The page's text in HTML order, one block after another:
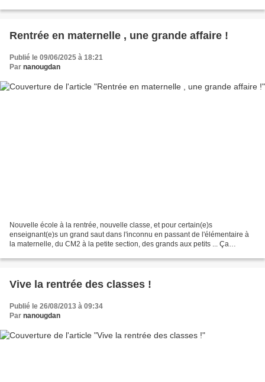
Rentrée en maternelle , une grande affaire !
Publié le 09/06/2025 à 18:21
Par nanougdan
Nouvelle école à la rentrée, nouvelle classe, et pour certain(e)s
enseignant(e)s un grand saut dans l'inconnu en passant de l'élémentaire à
la maternelle, du CM2 à la petite section, des grands aux petits ... Ça
Vive la rentrée des classes !
Publié le 26/08/2013 à 09:34
Par nanougdan